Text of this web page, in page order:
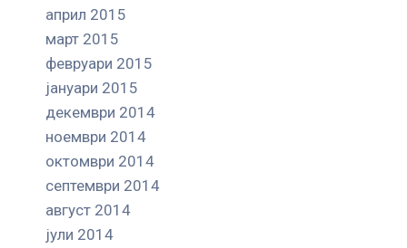
април 2015
март 2015
февруари 2015
јануари 2015
декември 2014
ноември 2014
октомври 2014
септември 2014
август 2014
јули 2014